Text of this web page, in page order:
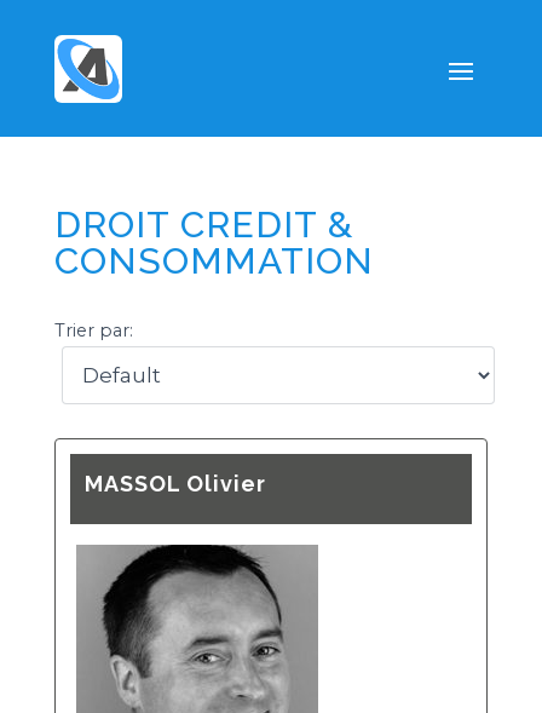
DROIT CREDIT &
CONSOMMATION
Trier par:
MASSOL Olivier